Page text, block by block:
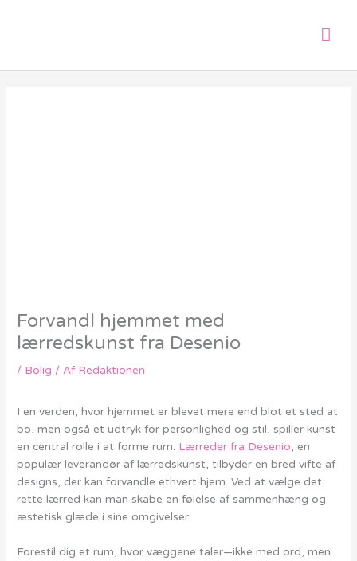
Forvandl hjemmet med
lærredskunst fra Desenio
/ Bolig / Af Redaktionen
I en verden, hvor hjemmet er blevet mere end blot et sted at
bo, men også et udtryk for personlighed og stil, spiller kunst
en central rolle i at forme rum. Lærreder fra Desenio, en
populær leverandør af lærredskunst, tilbyder en bred vifte af
designs, der kan forvandle ethvert hjem. Ved at vælge det
rette lærred kan man skabe en følelse af sammenhæng og
æstetisk glæde i sine omgivelser.
Forestil dig et rum, hvor væggene taler—ikke med ord, men